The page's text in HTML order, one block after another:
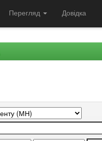
Перегляд Довідка